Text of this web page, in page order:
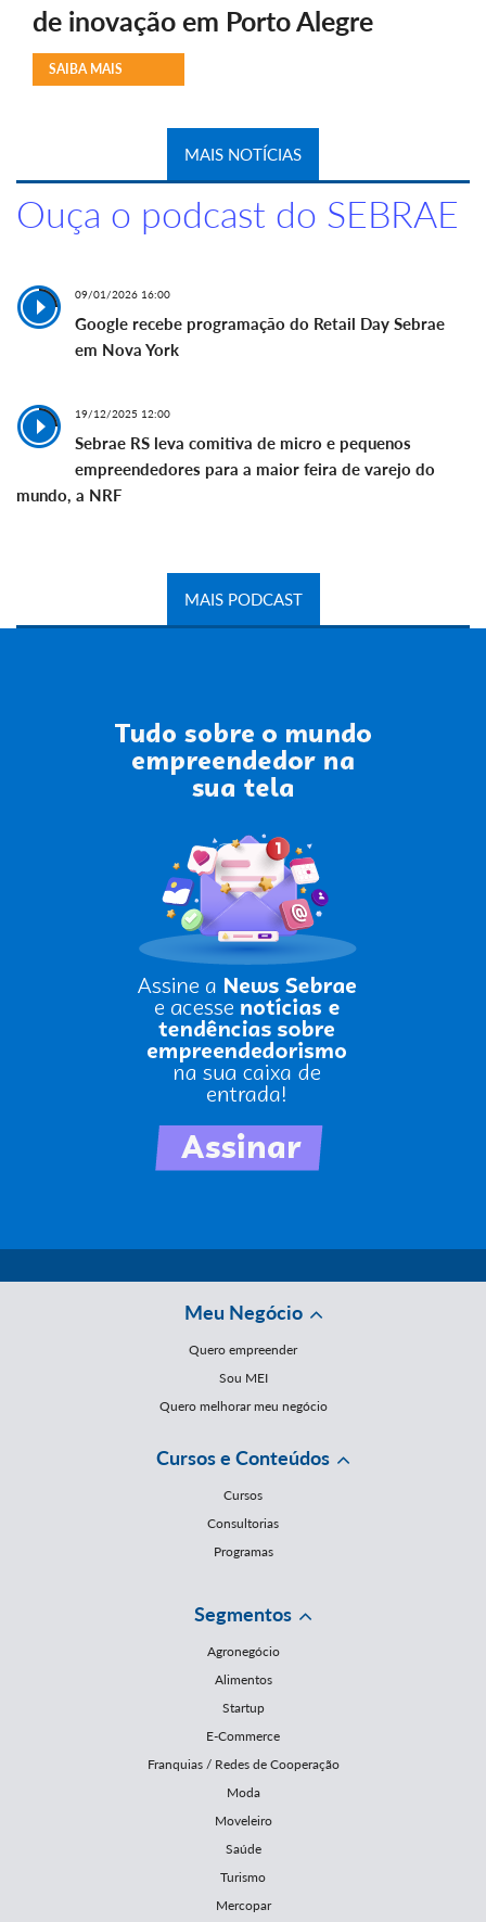
de inovação em Porto Alegre
SAIBA MAIS
MAIS NOTÍCIAS
Ouça o podcast do SEBRAE
09/01/2026 16:00
Google recebe programação do Retail Day Sebrae
em Nova York
19/12/2025 12:00
Sebrae RS leva comitiva de micro e pequenos
empreendedores para a maior feira de varejo do
mundo, a NRF
MAIS PODCAST
Meu Negócio
Quero empreender
Sou MEI
Quero melhorar meu negócio
Cursos e Conteúdos
Cursos
Consultorias
Programas
Segmentos
Agronegócio
Alimentos
Startup
E-Commerce
Franquias / Redes de Cooperação
Moda
Moveleiro
Saúde
Turismo
Mercopar